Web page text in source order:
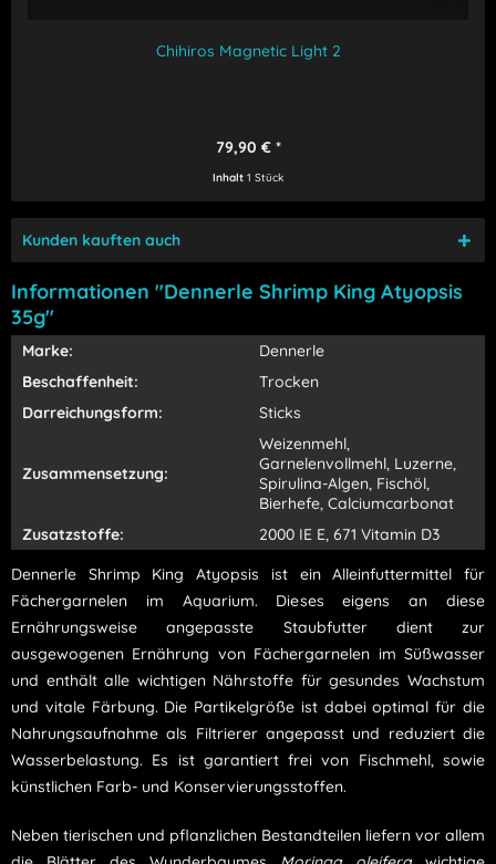
Chihiros Magnetic Light 2
79,90 € *
Inhalt 1 Stück
Kunden kauften auch
Informationen "Dennerle Shrimp King Atyopsis
35g"
Marke:
Dennerle
Beschaffenheit:
Trocken
Darreichungsform:
Sticks
Zusammensetzung:
Weizenmehl,
Garnelenvollmehl, Luzerne,
Spirulina-Algen, Fischöl,
Bierhefe, Calciumcarbonat
Zusatzstoffe:
2000 IE E, 671 Vitamin D3
Dennerle Shrimp King Atyopsis ist ein Alleinfuttermittel für
Fächergarnelen im Aquarium. Dieses eigens an diese
Ernährungsweise angepasste Staubfutter dient zur
ausgewogenen Ernährung von Fächergarnelen im Süßwasser
und enthält alle wichtigen Nährstoffe für gesundes Wachstum
und vitale Färbung. Die Partikelgröße ist dabei optimal für die
Nahrungsaufnahme als Filtrierer angepasst und reduziert die
Wasserbelastung. Es ist garantiert frei von Fischmehl, sowie
künstlichen Farb- und Konservierungsstoffen.
Neben tierischen und pflanzlichen Bestandteilen liefern vor allem